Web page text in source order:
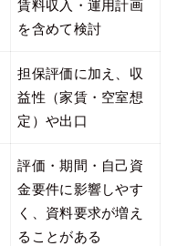
賃料収入・運用計画
を含めて検討
担保評価に加え、収
益性（家賃・空室想
定）や出口
評価・期間・自己資
金要件に影響しやす
く、資料要求が増え
ることがある